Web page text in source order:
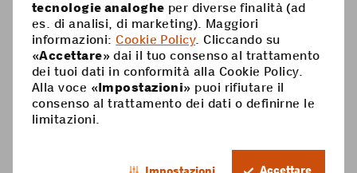
Pied
de
page
Mobile
Abbonamenti mobili
Scheda Prepaid
Opzioni
Aiuto
Supercard
Ricarica Prepaid
Coop Mobile
IT
tecnologie analoghe per diverse finalità (ad
es. di analisi, di marketing). Maggiori
informazioni:Cookie Policy. Cliccando su
«Accettare» dai il tuo consenso al trattamento
dei tuoi dati in conformità alla Cookie Policy.
Alla voce «Impostazioni» puoi rifiutare il
consenso al trattamento dei dati o definirne le
limitazioni.
Impostazioni Accettare